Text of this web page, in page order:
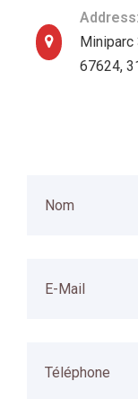
Address:
Miniparc
67624,